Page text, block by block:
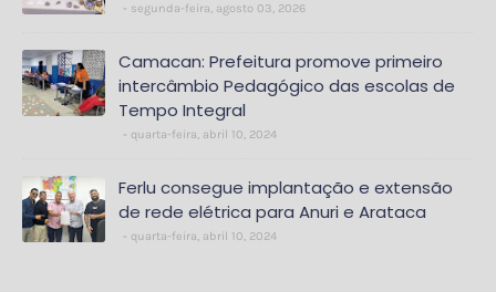
segunda-feira, agosto 03, 2026
Camacan: Prefeitura promove primeiro
intercâmbio Pedagógico das escolas de
Tempo Integral
quarta-feira, abril 10, 2024
Ferlu consegue implantação e extensão
de rede elétrica para Anuri e Arataca
quarta-feira, abril 10, 2024